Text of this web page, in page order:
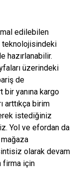
edilebilen
teknolojisindeki
hazırlanabilir.
üzerindeki
de
yanına kargo
arttıkça birim
istediğiniz
Yol ve efordan da
olarak devam
firma için